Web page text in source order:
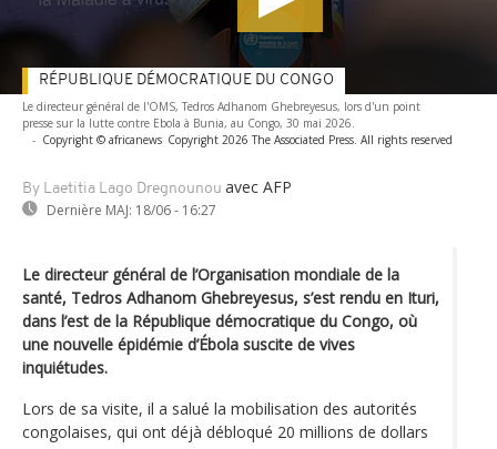
Le directeur général de l'OMS, Tedros Adhanom Ghebreyesus, lors d'un point
presse sur la lutte contre Ebola à Bunia, au Congo, 30 mai 2026.
- Copyright © africanews Copyright 2026 The Associated Press. All rights reserved
By Laetitia Lago Dregnounou avec AFP
Dernière MAJ: 18/06 - 16:27
RÉPUBLIQUE DÉMOCRATIQUE DU CONGO
Le directeur général de l’Organisation mondiale de la
santé, Tedros Adhanom Ghebreyesus, s’est rendu en Ituri,
dans l’est de la République démocratique du Congo, où
une nouvelle épidémie d’Ébola suscite de vives
inquiétudes.
Lors de sa visite, il a salué la mobilisation des autorités
congolaises, qui ont déjà débloqué 20 millions de dollars